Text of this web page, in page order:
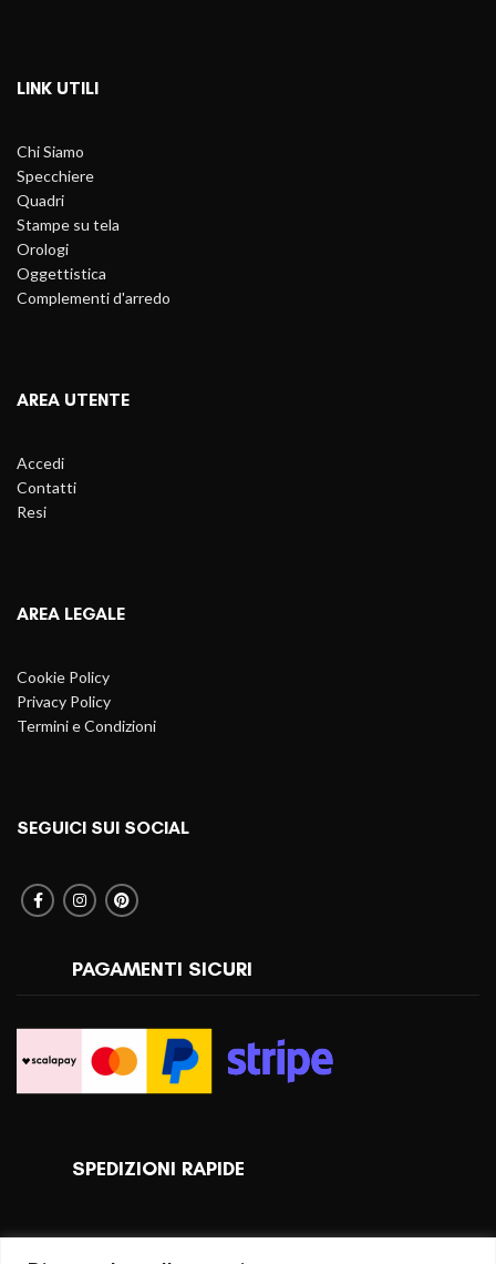
LINK UTILI
Chi Siamo
Specchiere
Quadri
Stampe su tela
Orologi
Oggettistica
Complementi d'arredo
AREA UTENTE
Accedi
Contatti
Resi
AREA LEGALE
Cookie Policy
Privacy Policy
Termini e Condizioni
SEGUICI SUI SOCIAL
PAGAMENTI SICURI
SPEDIZIONI RAPIDE